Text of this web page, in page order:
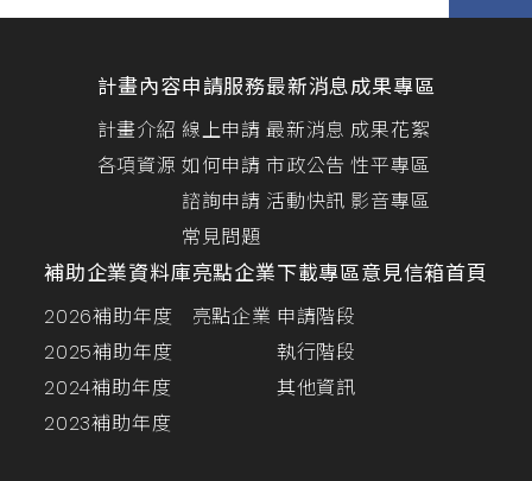
計畫內容
計畫介紹
各項資源
申請服務
線上申請
如何申請
諮詢申請
常見問題
最新消息
最新消息
市政公告
活動快訊
成果專區
成果花絮
性平專區
影音專區
補助企業資料庫
2026補助年度
2025補助年度
2024補助年度
2023補助年度
亮點企業
亮點企業
下載專區
申請階段
執行階段
其他資訊
意見信箱首頁